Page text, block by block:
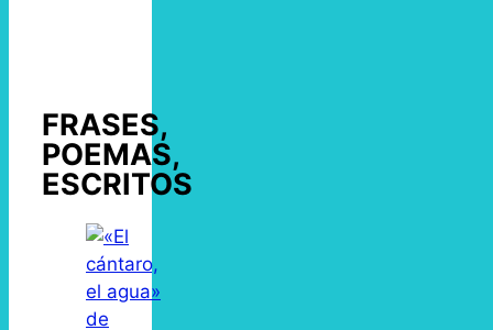
FRASES,
POEMAS,
ESCRITOS